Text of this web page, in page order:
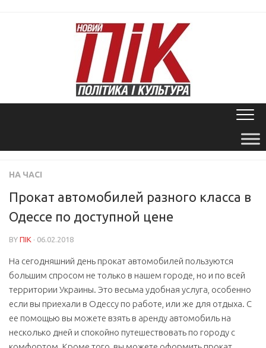
НА ЧАСІ
Прокат автомобилей разного класса в
Одессе по доступной цене
BY ПІК · 06.02.2018
На сегодняшний день прокат автомобилей пользуются
большим спросом не только в нашем городе, но и по всей
территории Украины. Это весьма удобная услуга, особенно
если вы приехали в Одессу по работе, или же для отдыха. С
ее помощью вы можете взять в аренду автомобиль на
несколько дней и спокойно путешествовать по городу с